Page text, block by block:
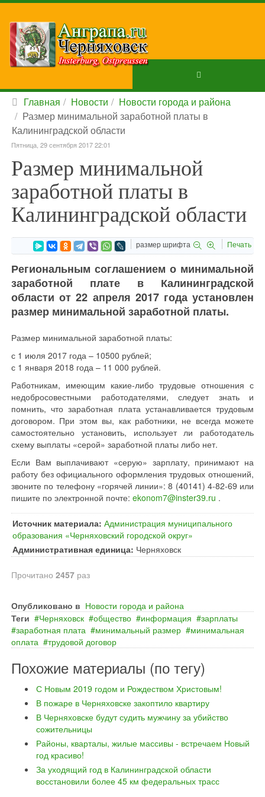
Главная Новости
Новости города и района
Размер минимальной заработной платы в
Калининградской области
Пятница, 29 сентября 2017 22:01
Размер минимальной
заработной платы в
Калининградской области
размер шрифта Печать
Региональным соглашением о минимальной
заработной плате в Калининградской
области от 22 апреля 2017 года установлен
размер минимальной заработной платы.
Размер минимальной заработной платы:
с 1 июля 2017 года – 10500 рублей;
с 1 января 2018 года – 11 000 рублей.
Работникам, имеющим какие-либо трудовые отношения с
недобросовестными работодателями, следует знать и
помнить, что заработная плата устанавливается трудовым
договором. При этом вы, как работники, не всегда можете
самостоятельно установить, использует ли работодатель
схему выплаты «серой» заработной платы либо нет.
Если Вам выплачивают «серую» зарплату, принимают на
работу без официального оформления трудовых отношений,
звоните по телефону «горячей линии»: 8 (40141) 4-82-69 или
пишите по электронной почте: ekonom7@inster39.ru .
Источник материала: Администрация муниципального
образования «Черняховский городской округ»
Административная единица: Черняховск
Прочитано 2457 раз
Опубликовано в Новости города и района
Теги
Черняховск общество информация
зарплаты
заработная плата
минимальный размер
минимальная
оплата
трудовой договор
Похожие материалы (по тегу)
С Новым 2019 годом и Рождеством Христовым!
В пожаре в Черняховске закоптило квартиру
В Черняховске будут судить мужчину за убийство
сожительницы
Районы, кварталы, жилые массивы - встречаем Новый
год красиво!
За уходящий год в Калининградской области
восстановили более 45 км федеральных трасс